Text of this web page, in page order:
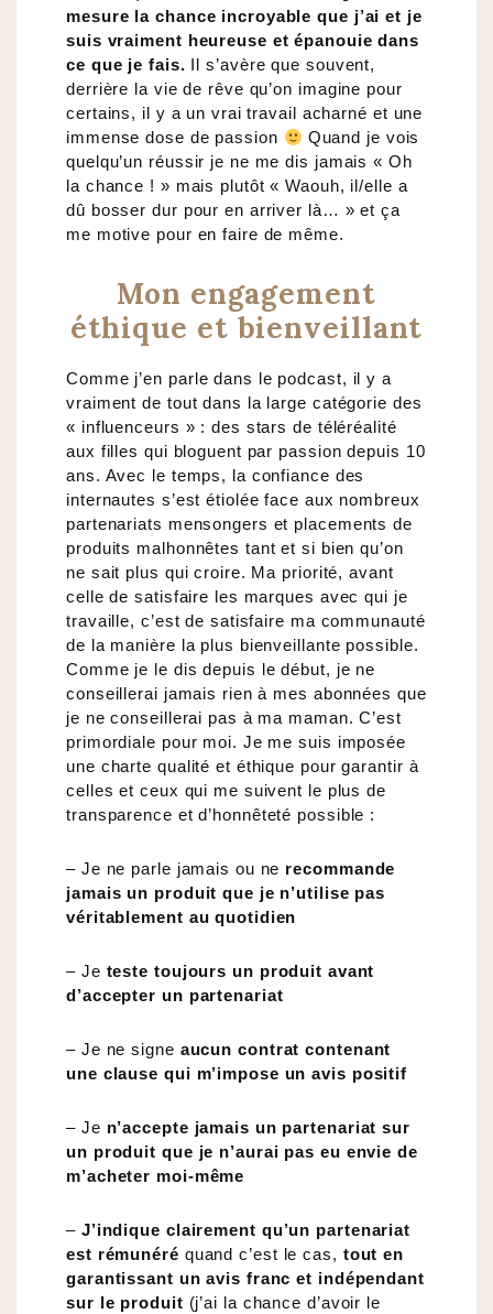
mesure la chance incroyable que j’ai et je
suis vraiment heureuse et épanouie dans
ce que je fais. Il s’avère que souvent,
derrière la vie de rêve qu’on imagine pour
certains, il y a un vrai travail acharné et une
immense dose de passion
Quand je vois
quelqu’un réussir je ne me dis jamais « Oh
la chance ! » mais plutôt « Waouh, il/elle a
dû bosser dur pour en arriver là… » et ça
me motive pour en faire de même.
Mon engagement
éthique et bienveillant
Comme j’en parle dans le podcast, il y a
vraiment de tout dans la large catégorie des
« influenceurs » : des stars de téléréalité
aux filles qui bloguent par passion depuis 10
ans. Avec le temps, la confiance des
internautes s’est étiolée face aux nombreux
partenariats mensongers et placements de
produits malhonnêtes tant et si bien qu’on
ne sait plus qui croire. Ma priorité, avant
celle de satisfaire les marques avec qui je
travaille, c’est de satisfaire ma communauté
de la manière la plus bienveillante possible.
Comme je le dis depuis le début, je ne
conseillerai jamais rien à mes abonnées que
je ne conseillerai pas à ma maman. C’est
primordiale pour moi. Je me suis imposée
une charte qualité et éthique pour garantir à
celles et ceux qui me suivent le plus de
transparence et d’honnêteté possible :
– Je ne parle jamais ou ne recommande
jamais un produit que je n’utilise pas
véritablement au quotidien
– Je teste toujours un produit avant
d’accepter un partenariat
– Je ne signe aucun contrat contenant
une clause qui m’impose un avis positif
– Je n’accepte jamais un partenariat sur
un produit que je n’aurai pas eu envie de
m’acheter moi-même
– J’indique clairement qu’un partenariat
est rémunéré quand c’est le cas, tout en
garantissant un avis franc et indépendant
sur le produit (j’ai la chance d’avoir le